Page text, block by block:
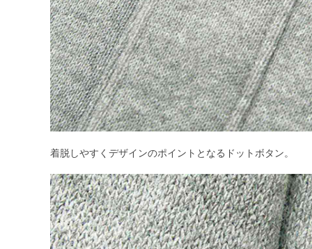
着脱しやすくデザインのポイントとなるドットボタン。